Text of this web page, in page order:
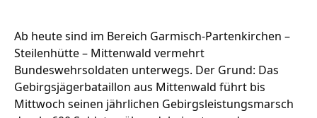
Ab heute sind im Bereich Garmisch-Partenkirchen –
Steilenhütte – Mittenwald vermehrt
Bundeswehrsoldaten unterwegs. Der Grund: Das
Gebirgsjägerbataillon aus Mittenwald führt bis
Mittwoch seinen jährlichen Gebirgsleistungsmarsch